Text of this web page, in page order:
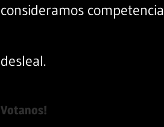
consideramos competencia
desleal.
Votanos!